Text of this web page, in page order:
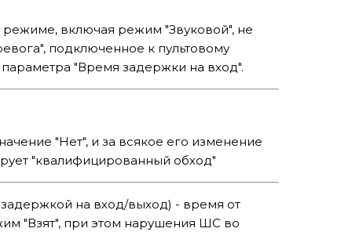
включая режим "Звуковой", не
подключенное к пультовому
"Время задержки на вход".
"Нет", и за всякое его изменение
"квалифицированный обход"
на вход/выход) - время от
"Взят", при этом нарушения ШС во